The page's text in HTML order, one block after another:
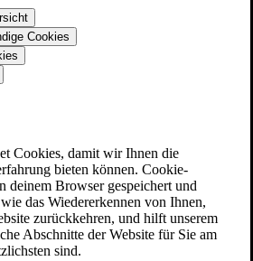
Cookies
Cookies, damit wir Ihnen die
bieten können. Cookie-
deinem Browser gespeichert und
das Wiedererkennen von Ihnen,
zurückkehren, und hilft unserem
Abschnitte der Website für Sie am
sind.